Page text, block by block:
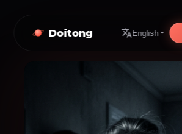
Doitong English